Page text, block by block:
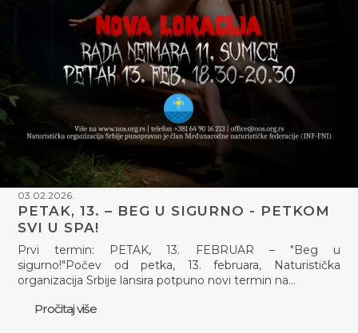
03.02.2026.
PETAK, 13. – BEG U SIGURNO - PETKOM
SVI U SPA!
Prvi termin: PETAK, 13. FEBRUAR – "Beg u
sigurno!"Počev od petka, 13. februara, Naturistička
organizacija Srbije lansira potpuno novi termin na…
Pročitaj više